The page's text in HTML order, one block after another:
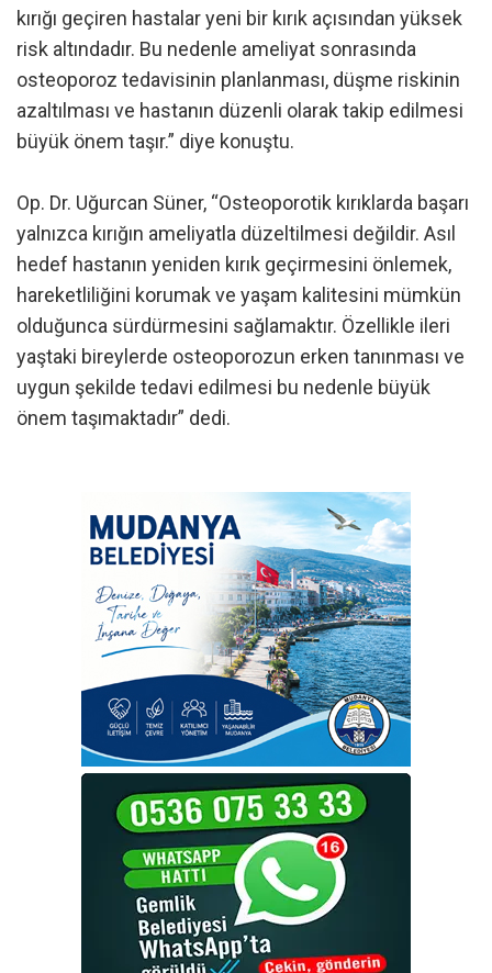
kırığı geçiren hastalar yeni bir kırık açısından yüksek
risk altındadır. Bu nedenle ameliyat sonrasında
osteoporoz tedavisinin planlanması, düşme riskinin
azaltılması ve hastanın düzenli olarak takip edilmesi
büyük önem taşır.” diye konuştu.
Op. Dr. Uğurcan Süner, “Osteoporotik kırıklarda başarı
yalnızca kırığın ameliyatla düzeltilmesi değildir. Asıl
hedef hastanın yeniden kırık geçirmesini önlemek,
hareketliliğini korumak ve yaşam kalitesini mümkün
olduğunca sürdürmesini sağlamaktır. Özellikle ileri
yaştaki bireylerde osteoporozun erken tanınması ve
uygun şekilde tedavi edilmesi bu nedenle büyük
önem taşımaktadır” dedi.